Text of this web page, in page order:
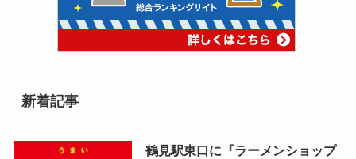
新着記事
鶴見駅東口に『ラーメンショップ